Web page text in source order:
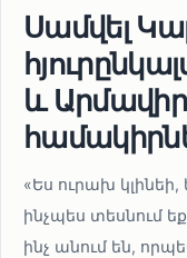
Սամվել
և
«Ես ուրախ կլինեի,
ինչպես տեսնում
ինչ անում են,